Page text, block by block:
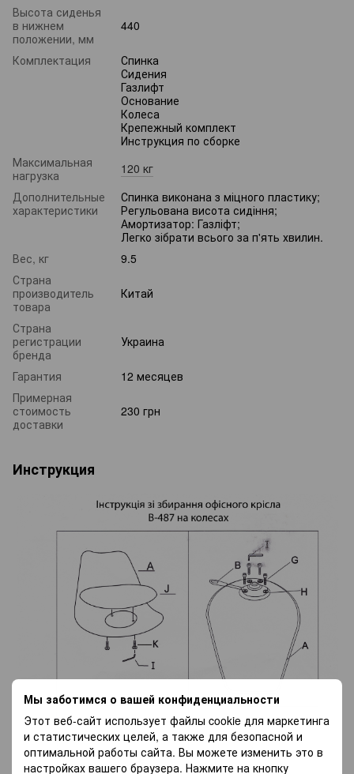
Мы заботимся о вашей конфиденциальности
Этот веб-сайт использует файлы cookie для маркетинга
и статистических целей, а также для безопасной и
оптимальной работы сайта. Вы можете изменить это в
настройках вашего браузера. Нажмите на кнопку
Высота сиденья
в нижнем
положении, мм
440
Комплектация
Спинка
Сидения
Газлифт
Основание
Колеса
Крепежный комплект
Инструкция по сборке
Максимальная
нагрузка
120 кг
Дополнительные
характеристики
Спинка виконана з міцного пластику;
Регульована висота сидіння;
Амортизатор: Газліфт;
Легко зібрати всього за п'ять хвилин.
Вес, кг
9.5
Страна
производитель
товара
Китай
Страна
регистрации
бренда
Украина
Гарантия
12 месяцев
Примерная
стоимость
доставки
230 грн
Инструкция